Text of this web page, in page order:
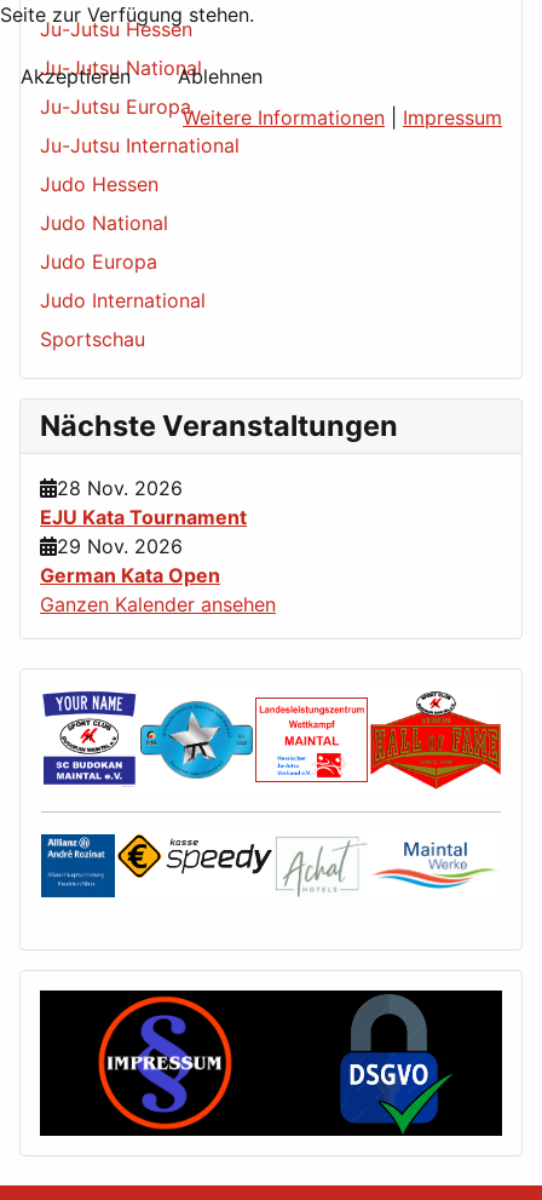
Ju-Jutsu Hessen
Ju-Jutsu National
Ju-Jutsu Europa
Ju-Jutsu International
Judo Hessen
Judo National
Judo Europa
Judo International
Sportschau
Nächste Veranstaltungen
28 Nov. 2026
EJU Kata Tournament
29 Nov. 2026
German Kata Open
Ganzen Kalender ansehen
Seite zur Verfügung stehen.
Akzeptieren
Ablehnen
Weitere Informationen
Impressum